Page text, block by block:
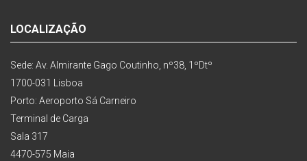
LOCALIZAÇÃO
Sede: Av. Almirante Gago Coutinho, nº38, 1ºDtº
1700-031 Lisboa
Porto: Aeroporto Sá Carneiro
Terminal de Carga
Sala 317
4470-575 Maia